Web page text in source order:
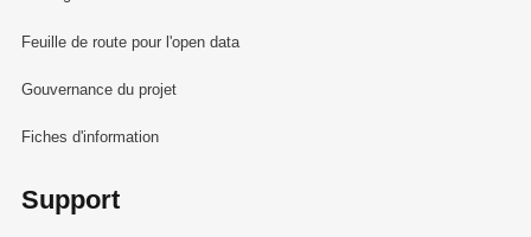
Feuille de route pour l'open data
Gouvernance du projet
Fiches d'information
Support